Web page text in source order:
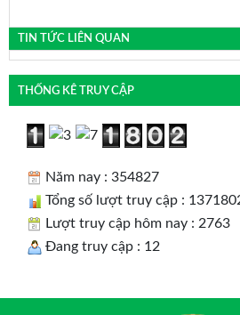
TIN TỨC LIÊN QUAN
THỐNG KÊ TRUY CẬP
Năm nay : 354827
Tổng số lượt truy cập :
Lượt truy cập hôm nay : 2763
Đang truy cập : 12